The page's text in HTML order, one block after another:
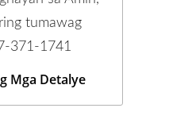
tumawag
371-1741
Mga Detalye